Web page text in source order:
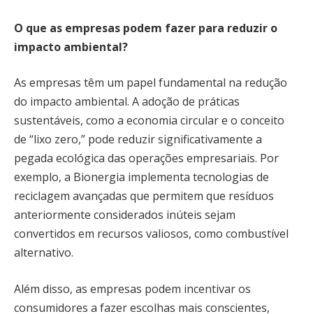
O que as empresas podem fazer para reduzir o
impacto ambiental?
As empresas têm um papel fundamental na redução
do impacto ambiental. A adoção de práticas
sustentáveis, como a economia circular e o conceito
de “lixo zero,” pode reduzir significativamente a
pegada ecológica das operações empresariais. Por
exemplo, a Bionergia implementa tecnologias de
reciclagem avançadas que permitem que resíduos
anteriormente considerados inúteis sejam
convertidos em recursos valiosos, como combustível
alternativo.
Além disso, as empresas podem incentivar os
consumidores a fazer escolhas mais conscientes,